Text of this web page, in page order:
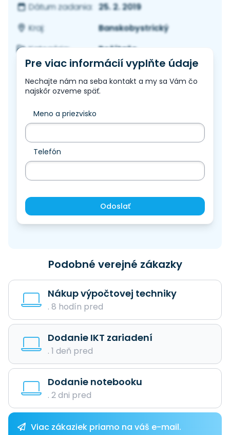
Dátum zadania: 25. 2. 2019
Kraj:
Banskobystrický
Kategória:
Počítače
Pre viac informácií vyplňte údaje
Nechajte nám na seba kontakt a my sa Vám čo
najskôr ozveme späť.
Meno a priezvisko
Telefón
Odoslať
Podobné verejné zákazky
Nákup výpočtovej techniky
. 8 hodín pred
Dodanie IKT zariadení
. 1 deň pred
Dodanie notebooku
. 2 dni pred
Viac zákaziek priamo na váš e-mail.